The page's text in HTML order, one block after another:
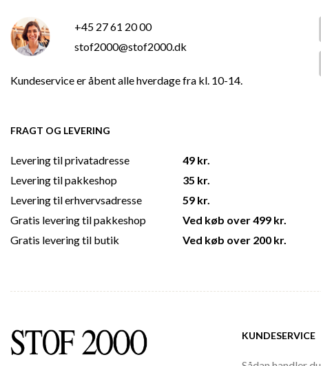
+45 27 61 20 00
stof2000@stof2000.dk
Kundeservice er åbent alle hverdage fra kl. 10-14.
FRAGT OG LEVERING
Levering til privatadresse
Levering til pakkeshop
Levering til erhvervsadresse
Gratis levering til pakkeshop
Gratis levering til butik
49 kr.
35 kr.
59 kr.
Ved køb over 499 kr.
Ved køb over 200 kr.
KUNDESERVICE